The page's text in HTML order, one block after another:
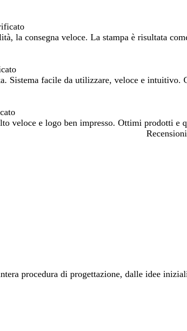
la consegna veloce. La stampa è risultata
Sistema facile da utilizzare, veloce e
veloce e logo ben impresso. Ottimi prodotti e
procedura di progettazione, dalle idee